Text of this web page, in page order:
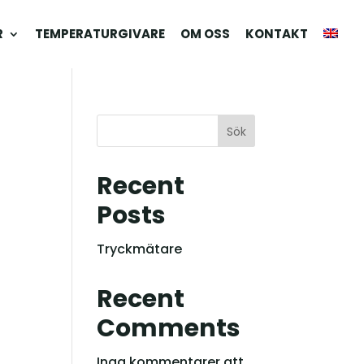
TEMPERATURGIVARE OM OSS KONTAKT
Sök
Recent
Posts
Tryckmätare
Recent
Comments